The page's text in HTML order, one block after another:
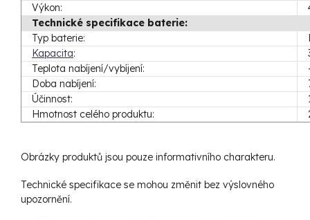
Výkon:
Technické specifikace baterie:
Typ baterie:
Kapacita:
Teplota nabíjení/vybíjení:
Doba nabíjení:
Účinnost:
Hmotnost celého produktu:
Obrázky produktů jsou pouze informativního charakteru.
Technické specifikace se mohou změnit bez výslovného
upozornění.